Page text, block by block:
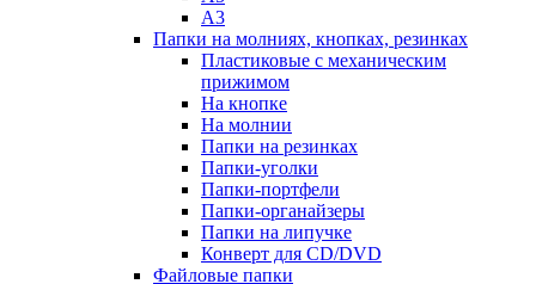
А3
Папки на молниях, кнопках, резинках
Пластиковые с механическим
прижимом
На кнопке
На молнии
Папки на резинках
Папки-уголки
Папки-портфели
Папки-органайзеры
Папки на липучке
Конверт для CD/DVD
Файловые папки